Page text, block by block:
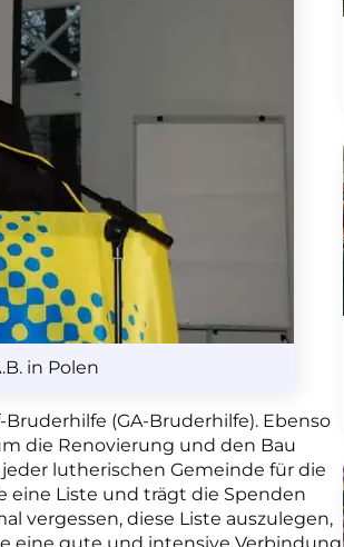
in Polen
(GA-Bruderhilfe). Ebenso
die Renovierung und den Bau
lutherischen Gemeinde für die
eine Liste und trägt die Spenden
vergessen, diese Liste auszulegen,